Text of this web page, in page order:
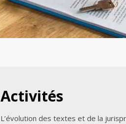
Activités
L’évolution des textes et de la